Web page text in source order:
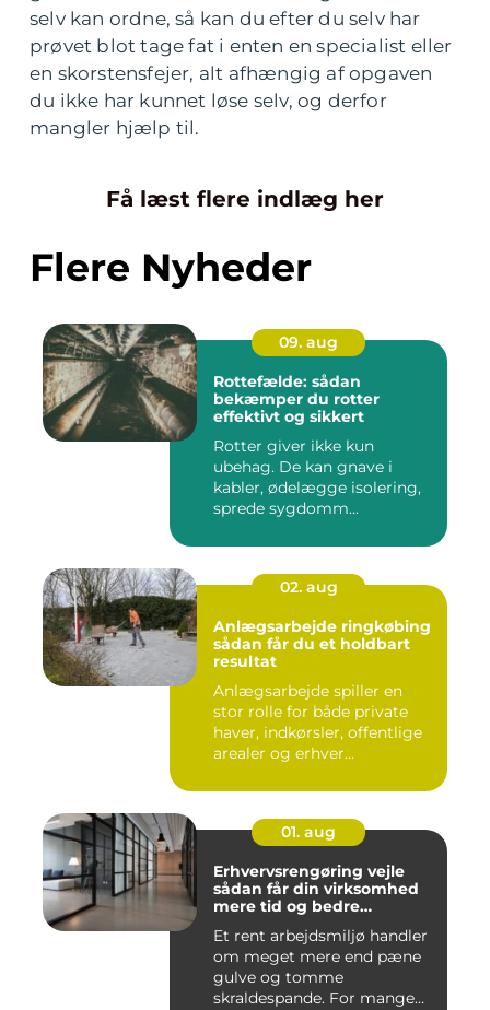
selv kan ordne, så kan du efter du selv har
prøvet blot tage fat i enten en specialist eller
en skorstensfejer, alt afhængig af opgaven
du ikke har kunnet løse selv, og derfor
mangler hjælp til.
Få læst flere indlæg her
Flere Nyheder
09. aug
Rottefælde: sådan
bekæmper du rotter
effektivt og sikkert
Rotter giver ikke kun
ubehag. De kan gnave i
kabler, ødelægge isolering,
sprede sygdomm...
02. aug
Anlægsarbejde ringkøbing
sådan får du et holdbart
resultat
Anlægsarbejde spiller en
stor rolle for både private
haver, indkørsler, offentlige
arealer og erhver...
01. aug
Erhvervsrengøring vejle
sådan får din virksomhed
mere tid og bedre
Et rent arbejdsmiljø handler
om meget mere end pæne
gulve og tomme
skraldespande. For mange